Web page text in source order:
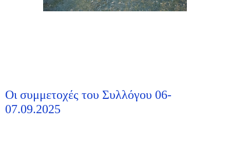
Οι συμμετοχές του Συλλόγου 06-
07.09.2025